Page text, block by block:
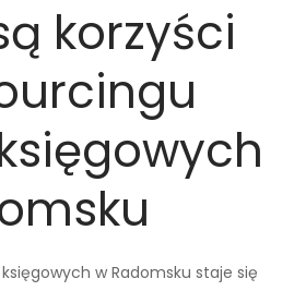
korzyści
w Radomsku staje się